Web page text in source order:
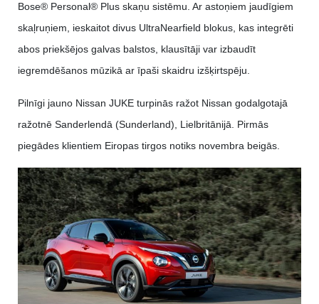
Bose® Personal® Plus skaņu sistēmu. Ar astoņiem jaudīgiem
skaļruņiem, ieskaitot divus UltraNearfield blokus, kas integrēti
abos priekšējos galvas balstos, klausītāji var izbaudīt
iegremdēšanos mūzikā ar īpaši skaidru izšķirtspēju.
Pilnīgi jauno Nissan JUKE turpinās ražot Nissan godalgotajā
ražotnē Sanderlendā (Sunderland), Lielbritānijā. Pirmās
piegādes klientiem Eiropas tirgos notiks novembra beigās.